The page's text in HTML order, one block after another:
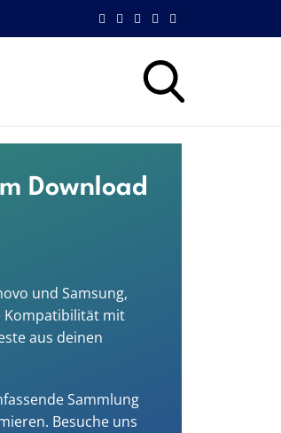
Download
und Samsung,
Kompatibilität mit
aus deinen
Sammlung
Besuche uns